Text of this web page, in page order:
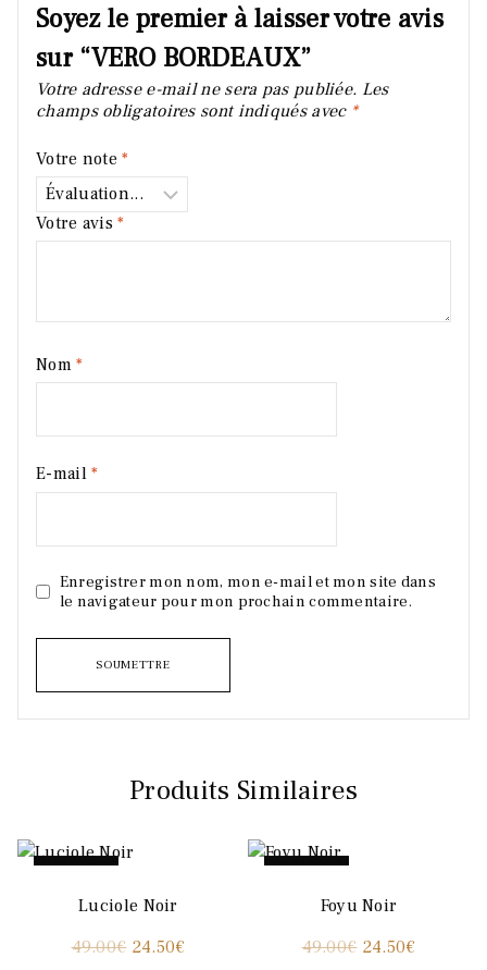
Soyez le premier à laisser votre avis
sur “VERO BORDEAUX”
Votre adresse e-mail ne sera pas publiée. Les
champs obligatoires sont indiqués avec *
Votre note*
Votre avis*
Nom*
E-mail*
Enregistrer mon nom, mon e-mail et mon site dans
le navigateur pour mon prochain commentaire.
Produits Similaires
Promo !
Luciole Noir
49.00€ Le
24.50€
Promo !
Foyu Noir
49.00€ Le
24.50€